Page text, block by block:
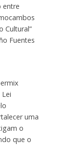
entre
Cultural”
Fuentes
uma
o
que o